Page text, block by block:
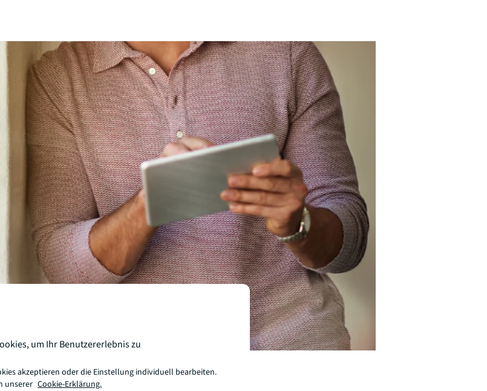
Unterlagen benötige ich? Was muss im Untermietvertrag
um Ihr Benutzererlebnis zu
akzeptieren oder die Einstellung individuell bearbeiten.
unserer Cookie-Erklärung.